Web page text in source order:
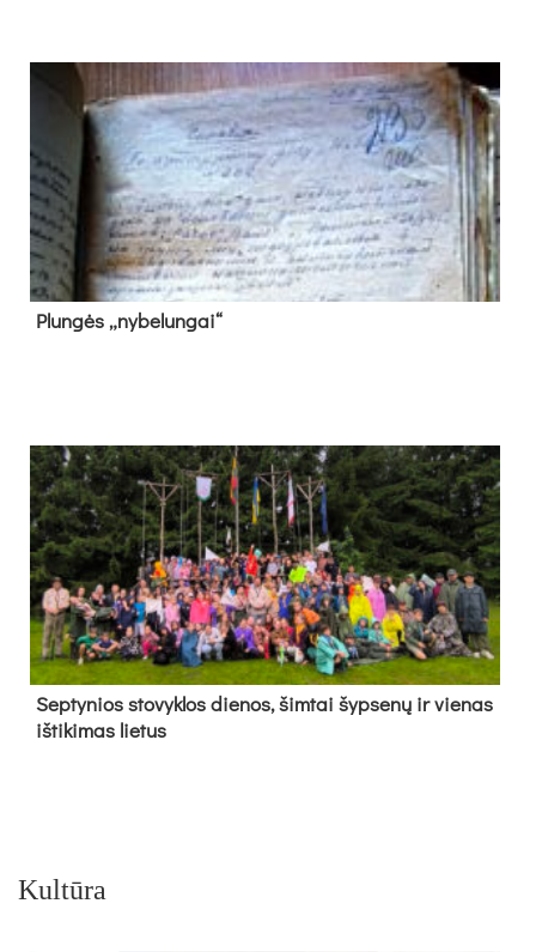
Plun­gės „ny­be­lun­gai“
Sep­ty­nios sto­vyk­los die­nos, šim­tai šyp­se­nų ir vie­nas
iš­ti­ki­mas lie­tus
Kultūra